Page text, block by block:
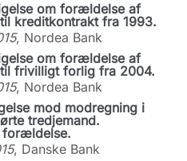
om forældelse af
kreditkontrakt fra 1993.
, Nordea Bank
om forældelse af
frivilligt forlig fra 2004.
, Nordea Bank
mod modregning i
tredjemand.
forældelse.
, Danske Bank